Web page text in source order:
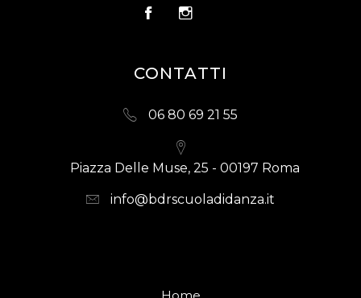
CONTATTI
06 80 69 21 55
Piazza Delle Muse, 25 - 00197 Roma
info@bdrscuoladidanza.it